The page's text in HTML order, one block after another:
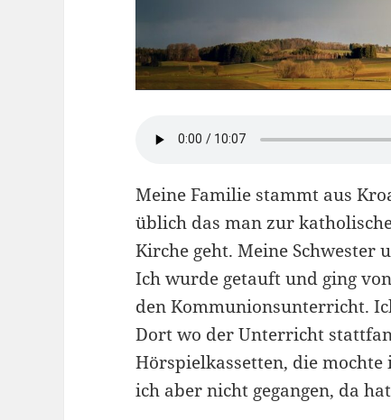
Meine Familie stammt aus
üblich das man zur
Kirche geht. Meine Schwester
Ich wurde getauft und ging
den Kommunionsunterricht.
Dort wo der Unterricht
Hörspielkassetten, die
ich aber nicht gegangen, da